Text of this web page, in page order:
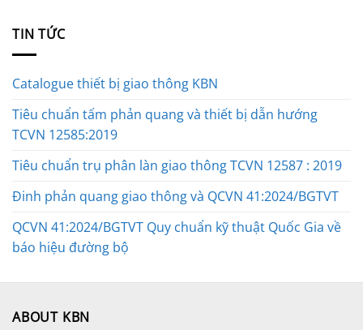
TIN TỨC
Catalogue thiết bị giao thông KBN
Tiêu chuẩn tấm phản quang và thiết bị dẫn hướng
TCVN 12585:2019
Tiêu chuẩn trụ phân làn giao thông TCVN 12587 : 2019
Đinh phản quang giao thông và QCVN 41:2024/BGTVT
QCVN 41:2024/BGTVT Quy chuẩn kỹ thuật Quốc Gia về
báo hiệu đường bộ
ABOUT KBN